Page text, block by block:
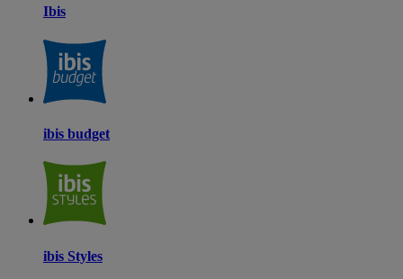
Ibis
ibis budget
ibis Styles